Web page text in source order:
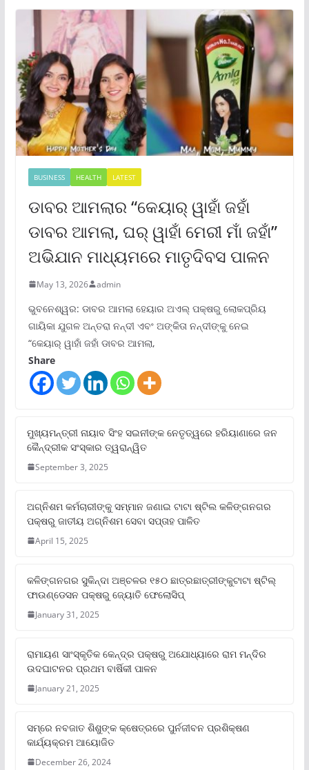
BUSINESS HEALTH LATEST
ଡାବର ଆମଲାର “କେୟାର୍ ୱାହାଁ ଜହାଁ
ଡାବର ଆମଲା, ଘର୍ ୱାହାଁ ମେରୀ ମାଁ ଜହାଁ”
ଅଭିଯାନ ମାଧ୍ୟମରେ ମାତୃଦିବସ ପାଳନ
May 13, 2026 admin
ଭୁବନେଶ୍ୱର: ଡାବର ଆମଲା ହେୟାର ଅଏଲ୍ ପକ୍ଷରୁ ଲୋକପ୍ରିୟ
ଗାୟିକା ଯୁଗଳ ଅନ୍ତରା ନନ୍ଦୀ ଏବଂ ଅଙ୍କିତା ନନ୍ଦୀଙ୍କୁ ନେଇ
“କେୟାର୍ ୱାହାଁ ଜହାଁ ଡାବର ଆମଲା,
Share
ମୁଖ୍ୟମନ୍ତ୍ରୀ ନାୟାବ ସିଂହ ସଇନୀଙ୍କ ନେତୃତ୍ୱରେ ହରିୟାଣାରେ ଜନ
କୈନ୍ଦ୍ରୀକ ସଂସ୍କାର ତ୍ୱରାନ୍ୱିତ
September 3, 2025
ଅଗ୍ନିଶମ କର୍ମଚାରୀଙ୍କୁ ସମ୍ମାନ ଜଣାଇ ଟାଟା ଷ୍ଟିଲ କଳିଙ୍ଗନଗର
ପକ୍ଷରୁ ଜାତୀୟ ଅଗ୍ନିଶମ ସେବା ସପ୍ତାହ ପାଳିତ
April 15, 2025
କଳିଙ୍ଗନଗର ସୁକିନ୍ଦା ଅଞ୍ଚଳର ୧୫୦ ଛାତ୍ରଛାତ୍ରୀଙ୍କୁଟାଟା ଷ୍ଟିଲ୍
ଫାଉଣ୍ଡେସନ ପକ୍ଷରୁ ଜ୍ୟୋତି ଫେଲୋସିପ୍‌
January 31, 2025
ରାମାୟଣ ସାଂସ୍କୃତିକ କେନ୍ଦ୍ର ପକ୍ଷରୁ ଅଯୋଧ୍ୟାରେ ରାମ ମନ୍ଦିର
ଉଦଘାଟନର ପ୍ରଥମ ବାର୍ଷିକୀ ପାଳନ
January 21, 2025
ସମ୍‌ରେ ନବଜାତ ଶିଶୁଙ୍କ କ୍ଷେତ୍ରରେ ପୁର୍ନଜୀବନ ପ୍ରଶିକ୍ଷଣ
କାର୍ଯ୍ୟକ୍ରମ ଆୟୋଜିତ
December 26, 2024